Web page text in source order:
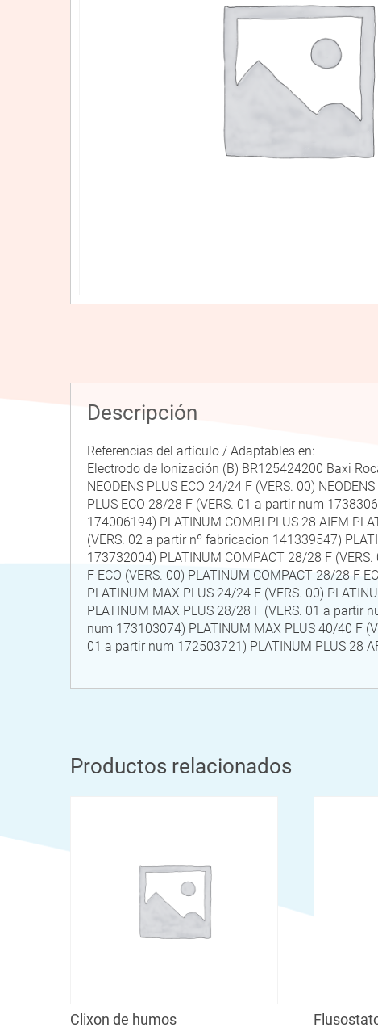
Descripción
Referencias del artículo / Adaptables en:
Electrodo de Ionización (B) BR125424200 Baxi
NEODENS PLUS ECO 24/24 F (VERS. 00)
PLUS ECO 28/28 F (VERS. 01 a partir num
174006194) PLATINUM COMBI PLUS 28 AIFM
(VERS. 02 a partir nº fabricacion 141339547)
173732004) PLATINUM COMPACT 28/28 F
F ECO (VERS. 00) PLATINUM COMPACT 28/28 F
PLATINUM MAX PLUS 24/24 F (VERS. 00)
PLATINUM MAX PLUS 28/28 F (VERS. 01 a partir
num 173103074) PLATINUM MAX PLUS 40/40 F
01 a partir num 172503721) PLATINUM PLUS 28
Productos relacionados
Clixon de humos